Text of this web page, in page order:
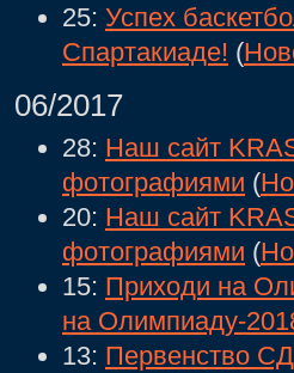
25: Успех
Спартакиаде! (
06/2017
28: Наш сайт
фотографиями (
20: Наш сайт
фотографиями (
15: Приходи на
на Олимпиаду-
13: Первенство